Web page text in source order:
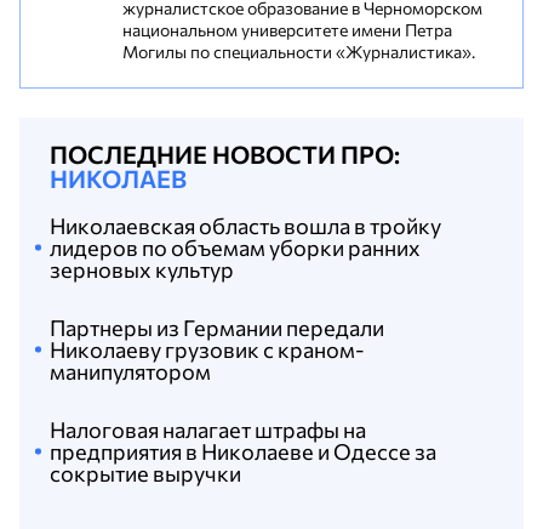
журналистское образование в Черноморском
национальном университете имени Петра
Могилы по специальности «Журналистика».
ПОСЛЕДНИЕ НОВОСТИ ПРО:
НИКОЛАЕВ
Налоговая налагает штрафы на
предприятия в Николаеве и Одессе за
сокрытие выручки
Партнеры из Германии передали
Николаеву грузовик с краном-
манипулятором
Николаевская область вошла в тройку
лидеров по объемам уборки ранних
зерновых культур